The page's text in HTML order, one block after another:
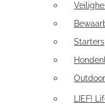
Outdoor
LIEF!